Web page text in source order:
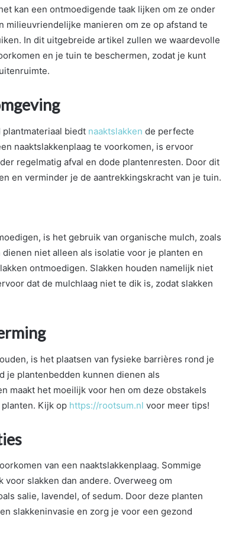
kan een ontmoedigende taak lijken om ze onder
manieren om ze op afstand te
In dit uitgebreide artikel zullen we waardevolle
en je tuin te beschermen, zodat je kunt
biedt naaktslakken de perfecte
naaktslakkenplaag te voorkomen, is ervoor
regelmatig afval en dode plantenresten. Door dit
en verminder je de aantrekkingskracht van je tuin.
is het gebruik van organische mulch, zoals
niet alleen als isolatie voor je planten en
ontmoedigen. Slakken houden namelijk niet
dat de mulchlaag niet te dik is, zodat slakken
is het plaatsen van fysieke barrières rond je
je plantenbedden kunnen dienen als
maakt het moeilijk voor hen om deze obstakels
Kijk op https://rootsum.nl voor meer tips!
van een naaktslakkenplaag. Sommige
slakken dan andere. Overweeg om
salie, lavendel, of sedum. Door deze planten
slakkeninvasie en zorg je voor een gezond